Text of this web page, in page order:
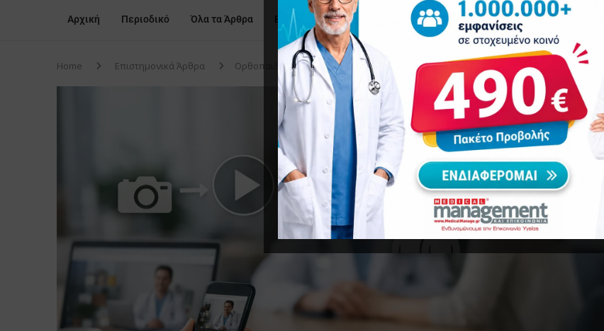
Αρχική Περιοδικό Όλα τα Άρθρα Επικαιρότητα Δελτία Τύπου Προβολή Ιατρού
Home Επιστημονικά Άρθρα Oρθοπαιδικά Πώς προσελκύονται ασθενείς από περιεχόμενο